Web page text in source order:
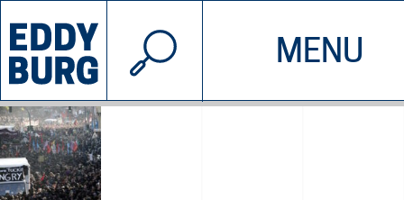
MENU
INIZIATIVE CHI SIAMO
SOSTIENICI
© 2026 EDDYBURG